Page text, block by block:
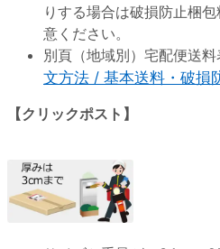
りする場合は破損防止梱
意ください。
別頁（地域別）宅配便送
文方法 / 基本送料・破損
【クリックポスト】